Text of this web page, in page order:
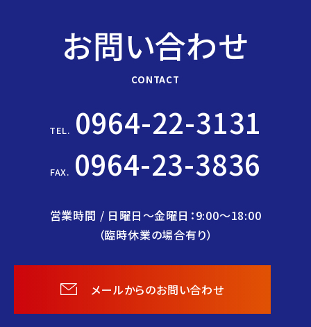
お問い合わせ
CONTACT
TEL. 0964-22-3131
FAX. 0964-23-3836
営業時間 / 日曜日〜金曜日：9:00〜18:00
（臨時休業の場合有り）
メールからのお問い合わせ